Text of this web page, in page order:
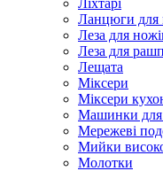
Ліхтарі
Ланцюги для
Леза для
Леза для
Лещата
Міксери
Міксери
Машинки для
Мережеві
Мийки
Молотки